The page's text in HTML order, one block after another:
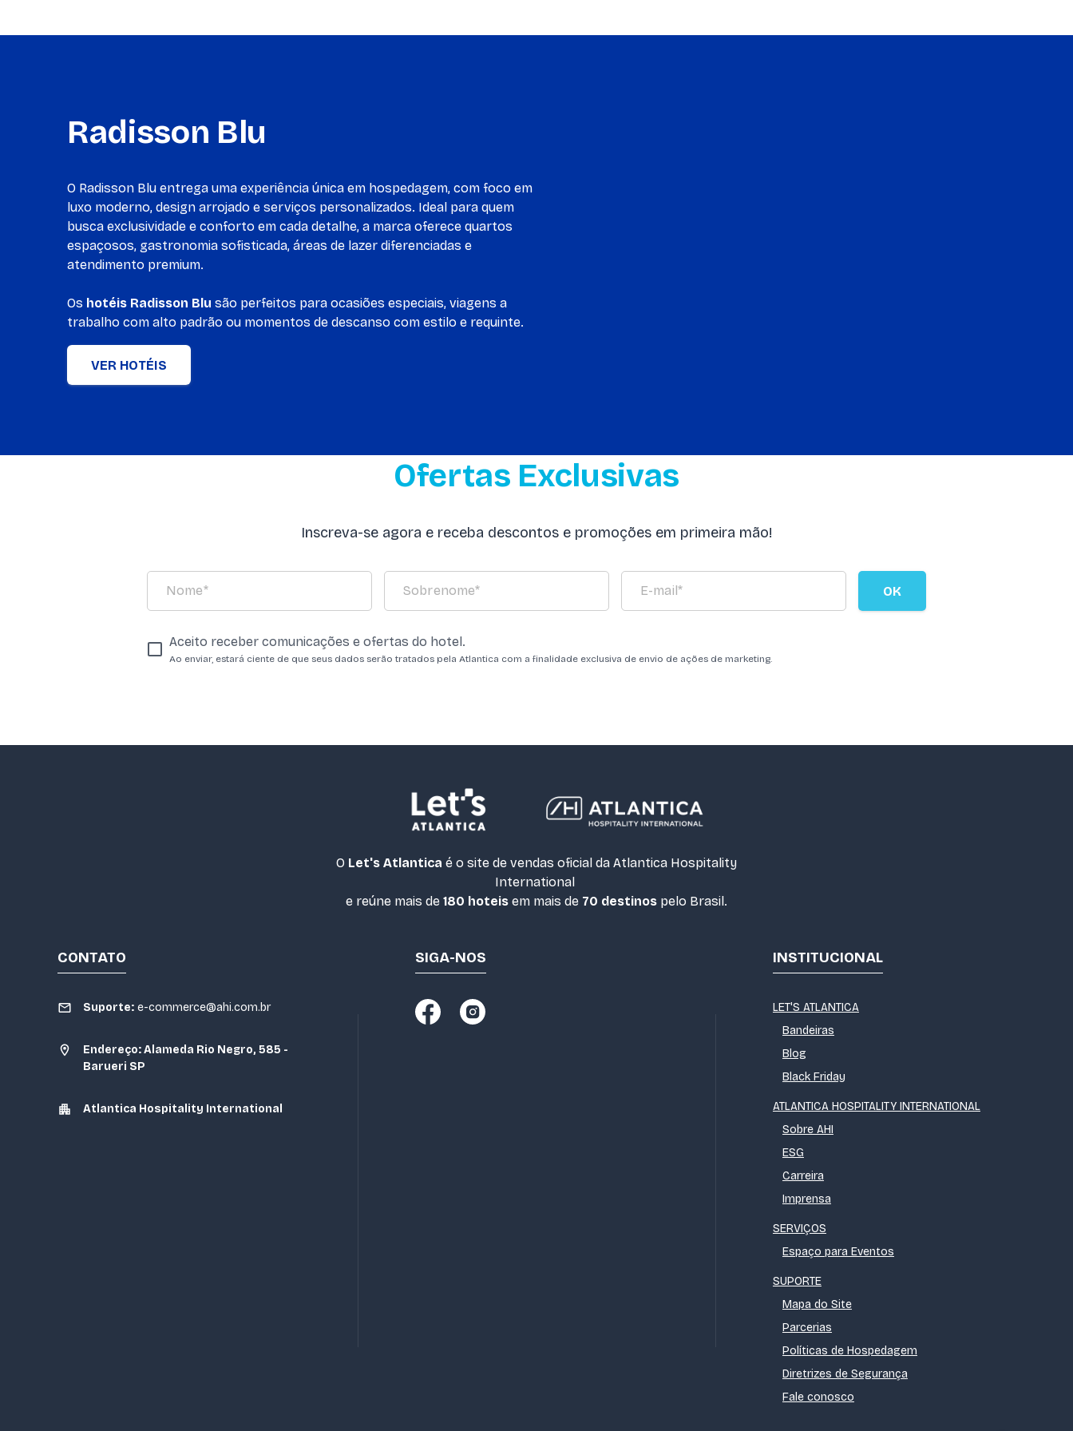
Radisson Blu
O Radisson Blu entrega uma experiência única em hospedagem, com foco em
luxo moderno, design arrojado e serviços personalizados. Ideal para quem
busca exclusividade e conforto em cada detalhe, a marca oferece quartos
espaçosos, gastronomia sofisticada, áreas de lazer diferenciadas e
atendimento premium.
Os hotéis Radisson Blu são perfeitos para ocasiões especiais, viagens a
trabalho com alto padrão ou momentos de descanso com estilo e requinte.
VER HOTÉIS
Ofertas Exclusivas
Inscreva-se agora e receba descontos e promoções em primeira mão!
OK
Aceito receber comunicações e ofertas do hotel.
Ao enviar, estará ciente de que seus dados serão tratados pela Atlantica com a finalidade exclusiva de envio de ações de marketing.
O Let's Atlantica é o site de vendas oficial da Atlantica Hospitality
International
e reúne mais de 180 hoteis em mais de 70 destinos pelo Brasil.
CONTATO
Suporte: e-commerce@ahi.com.br
Endereço: Alameda Rio Negro, 585 -
Barueri SP
Atlantica Hospitality International
SIGA-NOS INSTITUCIONAL
LET'S ATLANTICA
Bandeiras
Blog
Black Friday
ATLANTICA HOSPITALITY INTERNATIONAL
Sobre AHI
ESG
Carreira
Imprensa
SERVIÇOS
Espaço para Eventos
SUPORTE
Mapa do Site
Parcerias
Políticas de Hospedagem
Diretrizes de Segurança
Fale conosco